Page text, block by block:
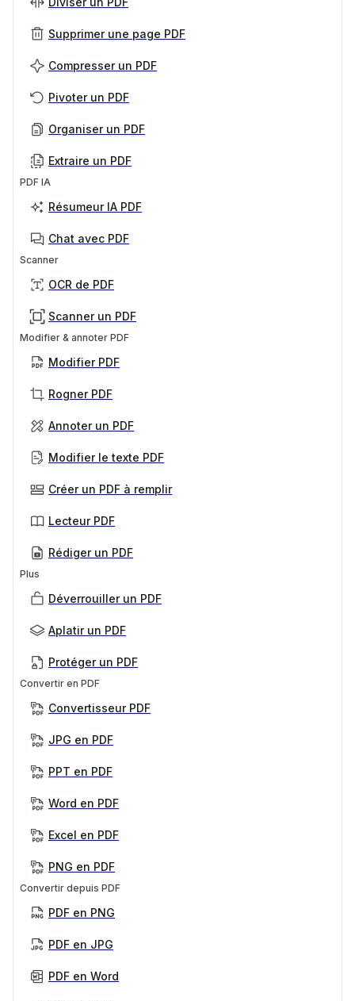
Supprimer une page PDF
Compresser un PDF
Pivoter un PDF
Organiser un PDF
Extraire un PDF
PDF IA
Résumeur IA PDF
Chat avec PDF
Scanner
OCR de PDF
Scanner un PDF
Modifier & annoter PDF
Modifier PDF
Rogner PDF
Annoter un PDF
Modifier le texte PDF
Créer un PDF à remplir
Lecteur PDF
Rédiger un PDF
Plus
Déverrouiller un PDF
Aplatir un PDF
Protéger un PDF
Convertir en PDF
Convertisseur PDF
JPG en PDF
PPT en PDF
Word en PDF
Excel en PDF
PNG en PDF
Convertir depuis PDF
PDF en PNG
PDF en JPG
PDF en Word